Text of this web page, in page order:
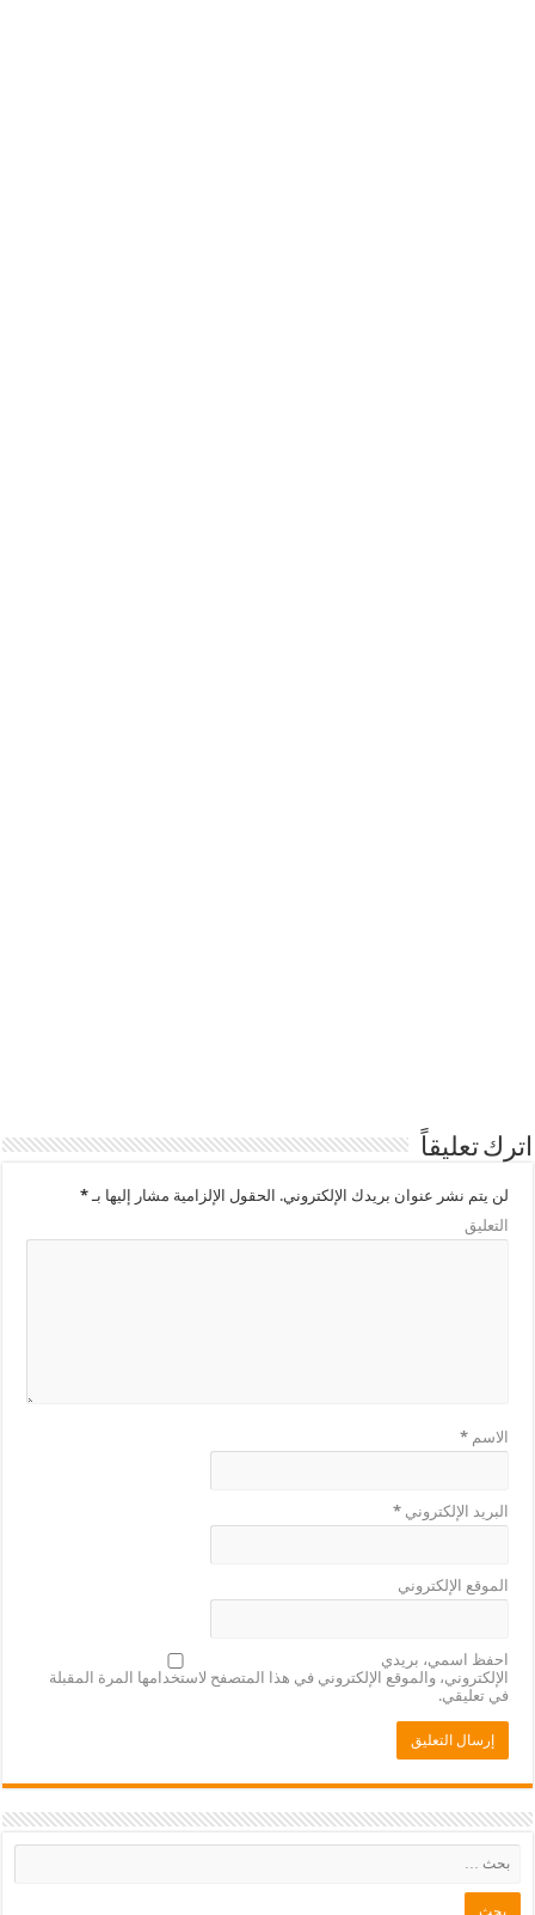
اترك تعليقاً
لن يتم نشر عنوان بريدك الإلكتروني. الحقول الإلزامية مشار إليها بـ*
التعليق
الاسم*
البريد الإلكتروني*
الموقع الإلكتروني
احفظ اسمي، بريدي
الإلكتروني، والموقع الإلكتروني في هذا المتصفح لاستخدامها المرة المقبلة
في تعليقي.